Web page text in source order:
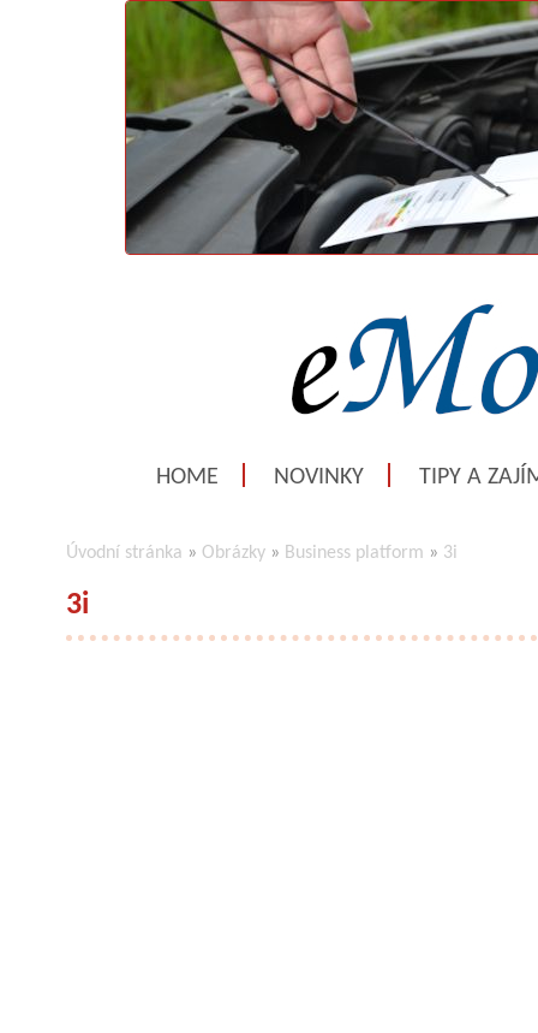
HOME NOVINKY TIPY A
Úvodní stránka » Obrázky » Business platform » 3i
3i